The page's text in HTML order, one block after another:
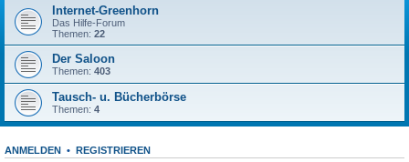
Internet-Greenhorn
Das Hilfe-Forum
Themen: 22
Der Saloon
Themen: 403
Tausch- u. Bücherbörse
Themen: 4
ANMELDEN • REGISTRIEREN